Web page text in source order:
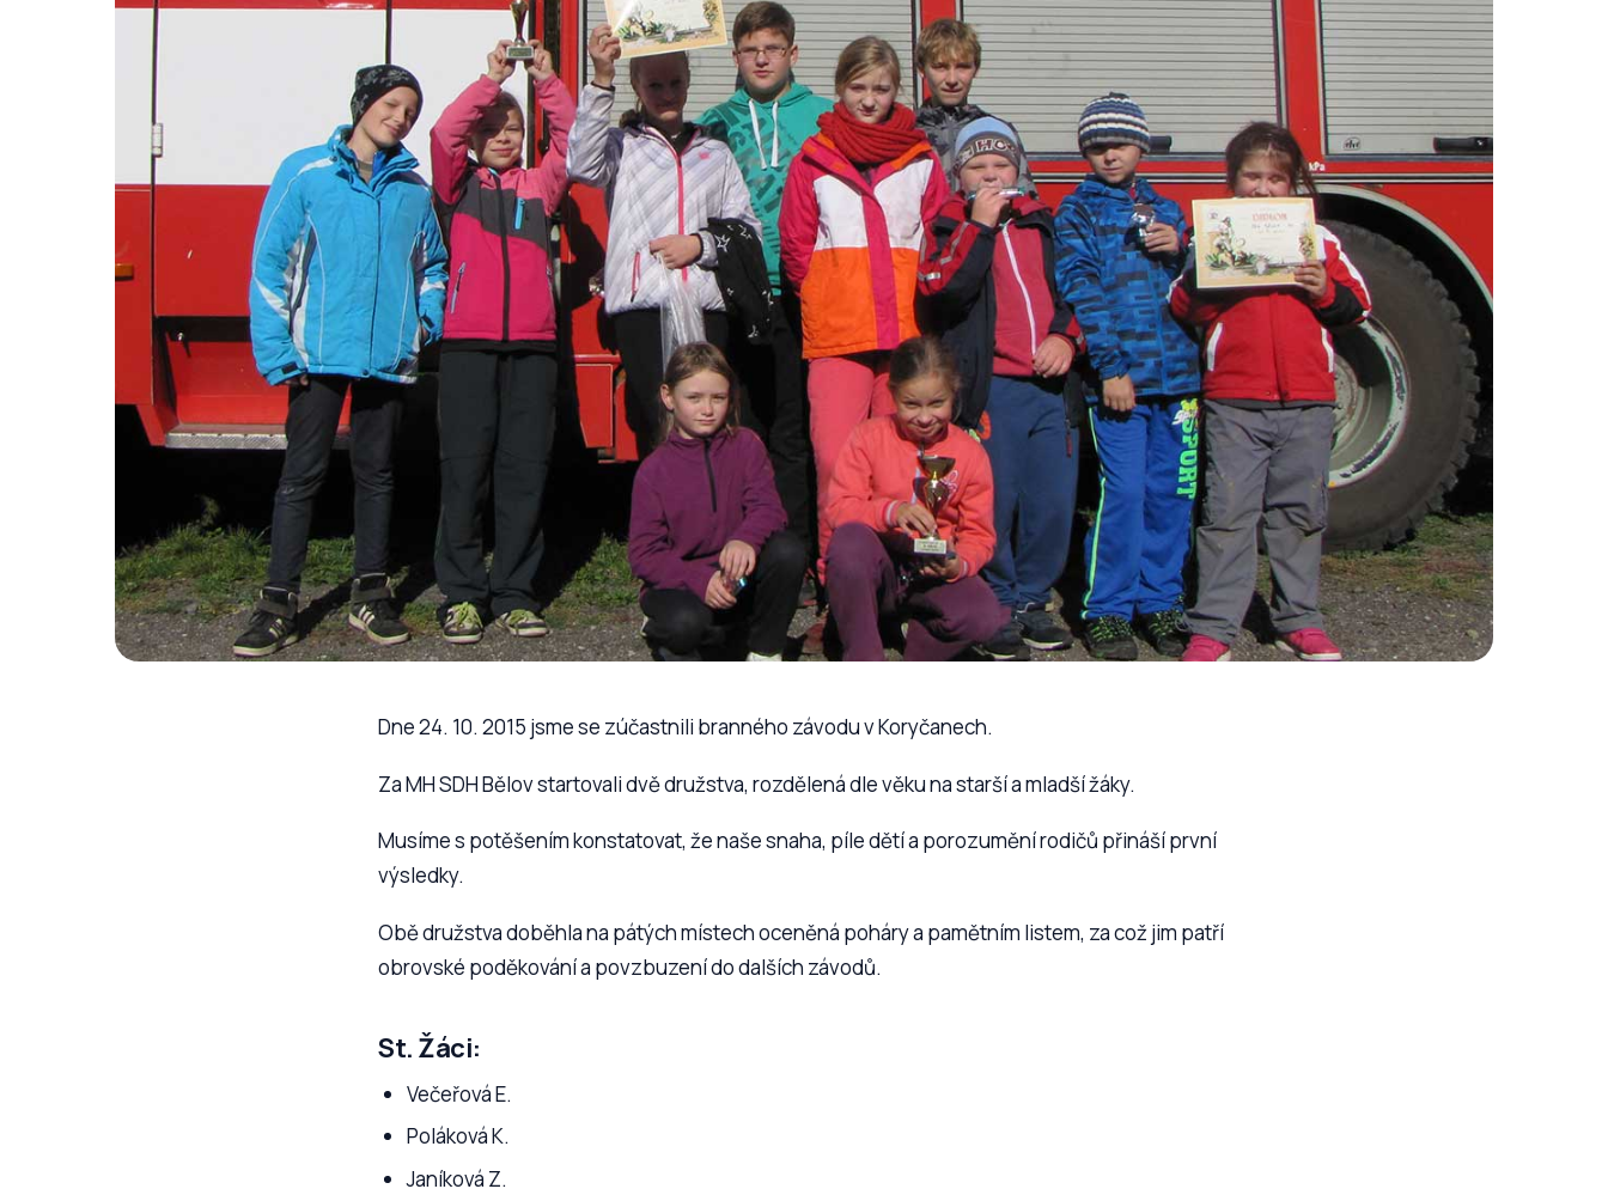
Dne 24. 10. 2015 jsme se zúčastnili branného závodu v Koryčanech.
Za MH SDH Bělov startovali dvě družstva, rozdělená dle věku na starší a mladší žáky.
Musíme s potěšením konstatovat, že naše snaha, píle dětí a porozumění rodičů přináší první
výsledky.
Obě družstva doběhla na pátých místech oceněná poháry a pamětním listem, za což jim patří
obrovské poděkování a povzbuzení do dalších závodů.
St. Žáci:
Večeřová E.
Poláková K.
Janíková Z.